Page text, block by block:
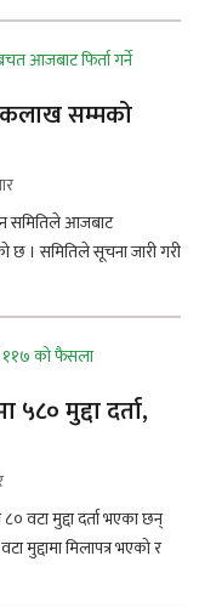
सम्मको
समितिले आजबाट
। समितिले सूचना जारी गरी
मुद्दा दर्ता,
वटा मुद्दा दर्ता भएका छन्
मुद्दामा मिलापत्र भएको र